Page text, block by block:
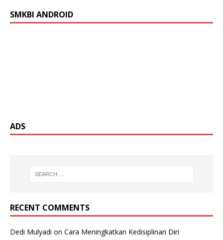
SMKBI ANDROID
ADS
RECENT COMMENTS
Dedi Mulyadi on Cara Meningkatkan Kedisiplinan Diri